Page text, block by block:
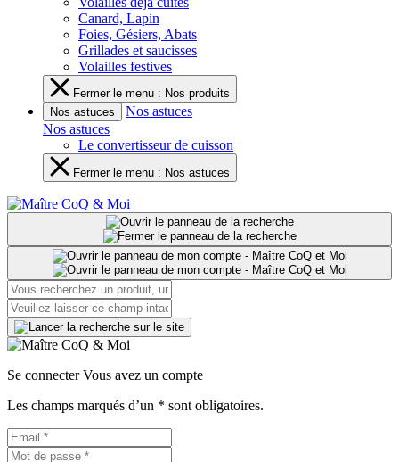
Canard, Lapin
Foies, Gésiers, Abats
Grillades et saucisses
Volailles festives
Fermer le menu : Nos produits
Nos astuces
Nos astuces
Nos astuces
Le convertisseur de cuisson
Fermer le menu : Nos astuces
Se connecter Vous avez un compte
Les champs marqués d’un * sont obligatoires.